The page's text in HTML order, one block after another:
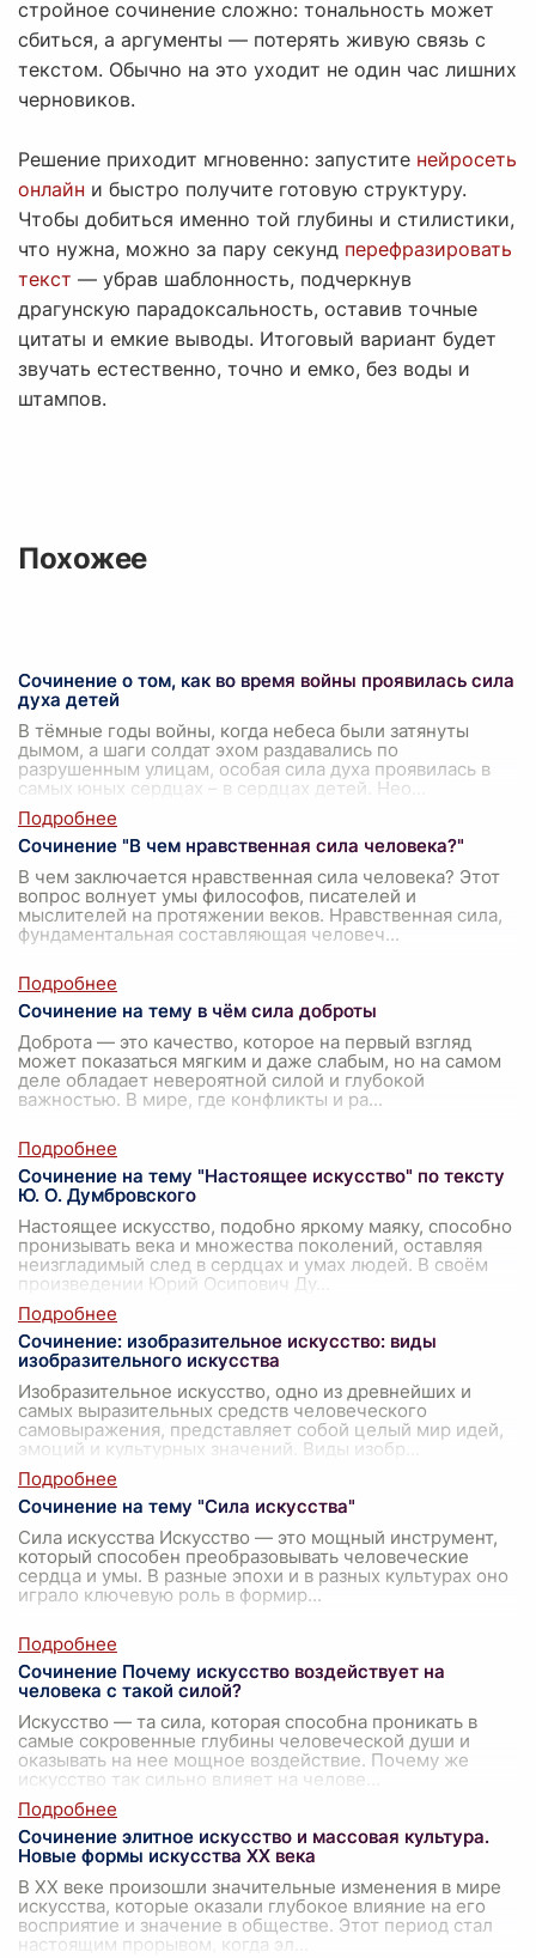
стройное сочинение сложно: тональность может
сбиться, а аргументы — потерять живую связь с
текстом. Обычно на это уходит не один час лишних
черновиков.
Решение приходит мгновенно: запустите нейросеть
онлайн и быстро получите готовую структуру.
Чтобы добиться именно той глубины и стилистики,
что нужна, можно за пару секунд перефразировать
текст — убрав шаблонность, подчеркнув
драгунскую парадоксальность, оставив точные
цитаты и емкие выводы. Итоговый вариант будет
звучать естественно, точно и емко, без воды и
штампов.
Похожее
Сочинение о том, как во время войны проявилась сила
духа детей
В тёмные годы войны, когда небеса были затянуты
дымом, а шаги солдат эхом раздавались по
разрушенным улицам, особая сила духа проявилась в
самых юных сердцах – в сердцах детей. Нео
Сочинение "В чем нравственная сила человека?"
В чем заключается нравственная сила человека? Этот
вопрос волнует умы философов, писателей и
мыслителей на протяжении веков. Нравственная сила,
фундаментальная составляющая человеч...
Сочинение на тему в чём сила доброты
Доброта — это качество, которое на первый взгляд
может показаться мягким и даже слабым, но на самом
деле обладает невероятной силой и глубокой
важностью. В мире, где конфликты и ра...
Сочинение на тему "Настоящее искусство" по тексту
Ю. О. Думбровского
Настоящее искусство, подобно яркому маяку, способно
пронизывать века и множества поколений, оставляя
неизгладимый след в сердцах и умах людей. В своём
произведении Юрий Осипович Ду
Сочинение: изобразительное искусство: виды
изобразительного искусства
Изобразительное искусство, одно из древнейших и
самых выразительных средств человеческого
самовыражения, представляет собой целый мир идей,
эмоций и культурных значений. Виды изобр
Сочинение на тему "Сила искусства"
Сила искусства Искусство — это мощный инструмент,
который способен преобразовывать человеческие
сердца и умы. В разные эпохи и в разных культурах оно
играло ключевую роль в формир...
Сочинение Почему искусство воздействует на
человека с такой силой?
Искусство — та сила, которая способна проникать в
самые сокровенные глубины человеческой души и
оказывать на нее мощное воздействие. Почему же
искусство так сильно влияет на челове
Сочинение элитное искусство и массовая культура.
Новые формы искусства XX века
В XX веке произошли значительные изменения в мире
искусства, которые оказали глубокое влияние на его
восприятие и значение в обществе. Этот период стал
настоящим прорывом, когда эл